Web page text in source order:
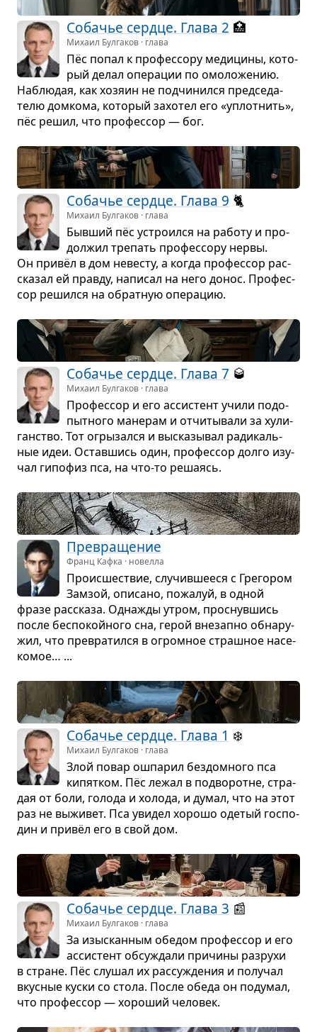
Соба­чье сердце. Глава 2 🏥
Михаил Булгаков · глава
Пёс попал к про­фес­сору меди­цины, кото­
рый делал опе­ра­ции по омо­ло­же­нию.
Наблю­дая, как хозяин не под­чи­нился пред­се­да­
телю дом­кома, кото­рый захо­тел его «уплот­нить»,
пёс решил, что про­фес­сор — бог.
Соба­чье сердце. Глава 9 🐈
Михаил Булгаков · глава
Быв­ший пёс устро­ился на работу и про­
дол­жил тре­пать про­фес­сору нервы.
Он привёл в дом неве­сту, а когда про­фес­сор рас­
ска­зал ей правду, напи­сал на него донос. Про­фес­
сор решился на обрат­ную опе­ра­цию.
Соба­чье сердце. Глава 7 🥃
Михаил Булгаков · глава
Про­фес­сор и его асси­стент учили подо­
пыт­ного мане­рам и отчи­ты­вали за хули­
ган­ство. Тот огры­зался и выска­зы­вал ради­каль­
ные идеи. Остав­шись один, про­фес­сор долго изу­
чал гипо­физ пса, на что-то реша­ясь.
Пре­вра­ще­ние
Франц Кафка · новелла
Про­ис­ше­ствие, слу­чив­ше­еся с Гре­го­ром
Зам­зой, опи­сано, пожа­луй, в одной
фразе рас­сказа. Одна­жды утром, про­снув­шись
после бес­по­койного сна, герой вне­запно обна­ру­
жил, что пре­вра­тился в огром­ное страш­ное насе­
ко­мое… ...
Соба­чье сердце. Глава 1 ❄️
Михаил Булгаков · глава
Злой повар ошпа­рил без­дом­ного пса
кипят­ком. Пёс лежал в под­во­ротне, стра­
дая от боли, голода и холода, и думал, что на этот
раз не выжи­вет. Пса уви­дел хорошо оде­тый гос­по­
дин и привёл его в свой дом.
Соба­чье сердце. Глава 3 📰
Михаил Булгаков · глава
За изыс­кан­ным обе­дом про­фес­сор и его
асси­стент обсу­ждали при­чины раз­рухи
в стране. Пёс слу­шал их рас­су­жде­ния и полу­чал
вкус­ные куски со стола. После обеда он поду­мал,
что про­фес­сор — хоро­ший чело­век.